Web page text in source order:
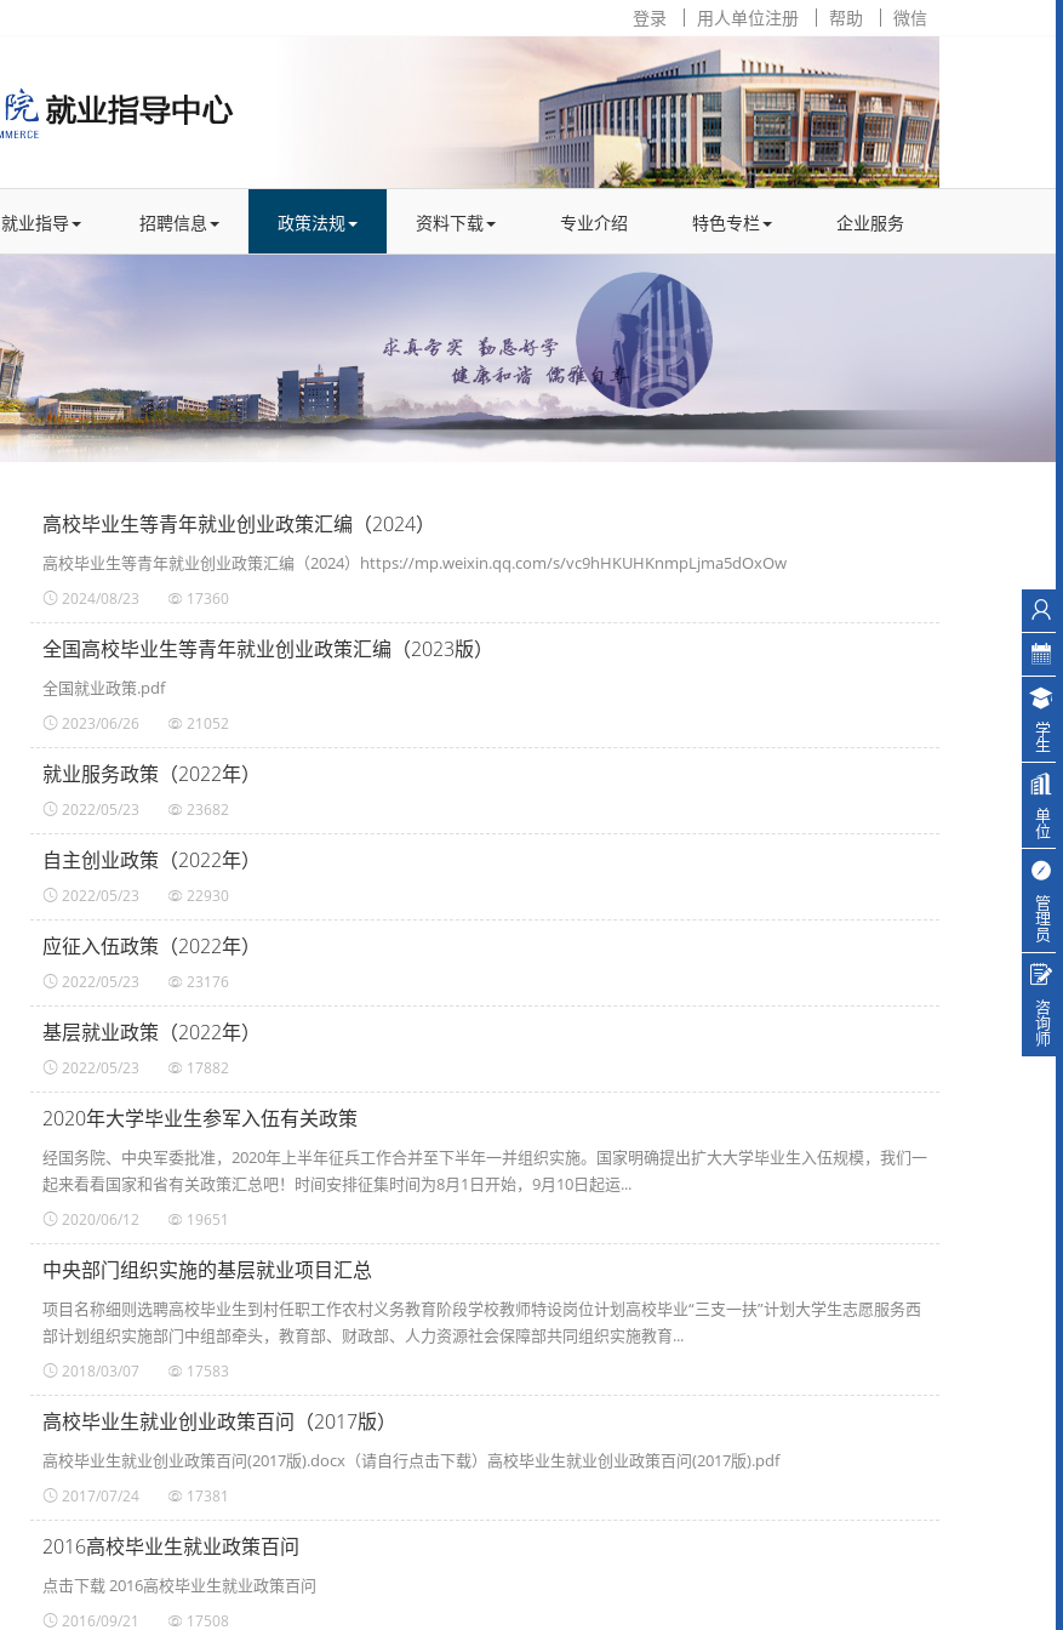
登录 用人单位注册 帮助 微信
就业指导 招聘信息 政策法规 资料下载 专业介绍 特色专栏 企业服务
高校毕业生等青年就业创业政策汇编（2024）
高校毕业生等青年就业创业政策汇编（2024）https://mp.weixin.qq.com/s/vc9hHKUHKnmpLjma5dOxOw
2024/08/23 17360
全国高校毕业生等青年就业创业政策汇编（2023版）
全国就业政策.pdf
2023/06/26 21052
就业服务政策（2022年）
2022/05/23 23682
自主创业政策（2022年）
2022/05/23 22930
应征入伍政策（2022年）
2022/05/23 23176
基层就业政策（2022年）
2022/05/23 17882
2020年大学毕业生参军入伍有关政策
经国务院、中央军委批准，2020年上半年征兵工作合并至下半年一并组织实施。国家明确提出扩大大学毕业生入伍规模，我们一
起来看看国家和省有关政策汇总吧！时间安排征集时间为8月1日开始，9月10日起运...
2020/06/12 19651
中央部门组织实施的基层就业项目汇总
项目名称细则选聘高校毕业生到村任职工作农村义务教育阶段学校教师特设岗位计划高校毕业“三支一扶”计划大学生志愿服务西
部计划组织实施部门中组部牵头，教育部、财政部、人力资源社会保障部共同组织实施教育...
2018/03/07 17583
高校毕业生就业创业政策百问（2017版）
高校毕业生就业创业政策百问(2017版).docx（请自行点击下载）高校毕业生就业创业政策百问(2017版).pdf
2017/07/24 17381
2016高校毕业生就业政策百问
点击下载 2016高校毕业生就业政策百问
2016/09/21 17508
学生
单位
管理员
咨询师